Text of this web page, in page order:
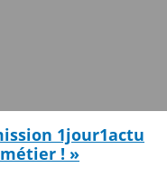
1jour1actu
! »